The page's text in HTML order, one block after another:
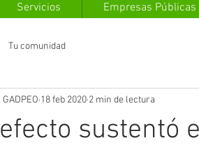
Servicios Empresas Públicas
Tu comunidad
sustentó
GADPEO 18 feb 2020 2 min de lectura